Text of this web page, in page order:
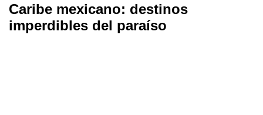
Caribe mexicano: destinos
imperdibles del paraíso